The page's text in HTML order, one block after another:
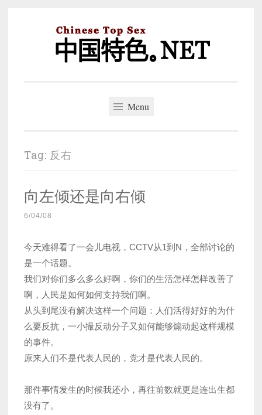
Menu
Tag: 反右
向左倾还是向右倾
6/04/08
今天难得看了一会儿电视，CCTV从1到N，全部讨论的
是一个话题。
我们对你们多么多么好啊，你们的生活怎样怎样改善了
啊，人民是如何如何支持我们啊。
从头到尾没有解决这样一个问题：人们活得好好的为什
么要反抗，一小撮反动分子又如何能够煽动起这样规模
的事件。
原来人们不是代表人民的，党才是代表人民的。
那件事情发生的时候我还小，再往前数就更是连出生都
没有了。